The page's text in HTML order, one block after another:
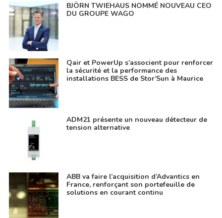
BJÖRN TWIEHAUS NOMMÉ NOUVEAU CEO
DU GROUPE WAGO
Qair et PowerUp s’associent pour renforcer
la sécurité et la performance des
installations BESS de Stor’Sun à Maurice
ADM21 présente un nouveau détecteur de
tension alternative
ABB va faire l’acquisition d’Advantics en
France, renforçant son portefeuille de
solutions en courant continu